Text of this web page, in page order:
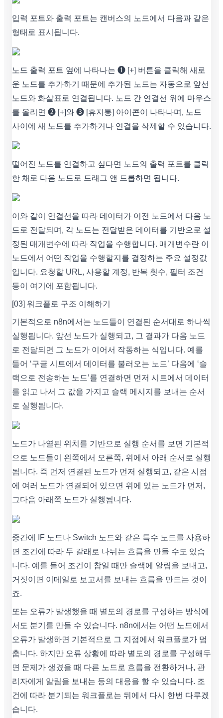
입력 포트와 출력 포트는 캔버스의 노드에서 다음과 같은
형태로 표시됩니다.
노드 출력 포트 옆에 나타나는 ➊ [+] 버튼을 클릭해 새로
운 노드를 추가하기 때문에 추가된 노드는 자동으로 앞선
노드와 화살표로 연결됩니다. 노드 간 연결선 위에 마우스
를 올리면 ➋ [+]와 ➌ [휴지통] 아이콘이 나타나며, 노드
사이에 새 노드를 추가하거나 연결을 삭제할 수 있습니다.
떨어진 노드를 연결하고 싶다면 노드의 출력 포트를 클릭
한 채로 다음 노드로 드래그 앤 드롭하면 됩니다.
이와 같이 연결선을 따라 데이터가 이전 노드에서 다음 노
드로 전달되며, 각 노드는 전달받은 데이터를 기반으로 설
정된 매개변수에 따라 작업을 수행합니다. 매개변수란 이
노드에서 어떤 작업을 수행할지를 결정하는 주요 설정값
입니다. 요청할 URL, 사용할 계정, 반복 횟수, 필터 조건
등이 여기에 포함됩니다.
[03] 워크플로 구조 이해하기
기본적으로 n8n에서는 노드들이 연결된 순서대로 하나씩
실행됩니다. 앞선 노드가 실행되고, 그 결과가 다음 노드
로 전달되면 그 노드가 이어서 작동하는 식입니다. 예를
들어 ‘구글 시트에서 데이터를 불러오는 노드’ 다음에 ‘슬
랙으로 전송하는 노드’를 연결하면 먼저 시트에서 데이터
를 읽고 나서 그 값을 가지고 슬랙 메시지를 보내는 순서
로 실행됩니다.
노드가 나열된 위치를 기반으로 실행 순서를 보면 기본적
으로 노드들이 왼쪽에서 오른쪽, 위에서 아래 순서로 실행
됩니다. 즉 먼저 연결된 노드가 먼저 실행되고, 같은 시점
에 여러 노드가 연결되어 있으면 위에 있는 노드가 먼저,
그다음 아래쪽 노드가 실행됩니다.
중간에 IF 노드나 Switch 노드와 같은 특수 노드를 사용하
면 조건에 따라 두 갈래로 나뉘는 흐름을 만들 수도 있습
니다. 예를 들어 조건이 참일 때만 슬랙에 알림을 보내고,
거짓이면 이메일로 보고서를 보내는 흐름을 만드는 것이
죠.
또는 오류가 발생했을 때 별도의 경로를 구성하는 방식에
서도 분기를 만들 수 있습니다. n8n에서는 어떤 노드에서
오류가 발생하면 기본적으로 그 지점에서 워크플로가 멈
춥니다. 하지만 오류 상황에 따라 별도의 경로를 구성해두
면 문제가 생겼을 때 다른 노드로 흐름을 전환하거나, 관
리자에게 알림을 보내는 등의 대응을 할 수 있습니다. 조
건에 따라 분기되는 워크플로는 뒤에서 다시 한번 다루겠
습니다.